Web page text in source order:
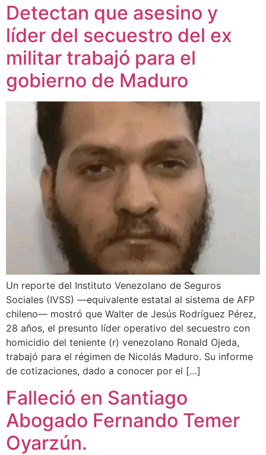
Detectan que asesino y
líder del secuestro del ex
militar trabajó para el
gobierno de Maduro
Un reporte del Instituto Venezolano de Seguros
Sociales (IVSS) —equivalente estatal al sistema de AFP
chileno— mostró que Walter de Jesús Rodríguez Pérez,
28 años, el presunto líder operativo del secuestro con
homicidio del teniente (r) venezolano Ronald Ojeda,
trabajó para el régimen de Nicolás Maduro. Su informe
de cotizaciones, dado a conocer por el […]
Falleció en Santiago
Abogado Fernando Temer
Oyarzún.